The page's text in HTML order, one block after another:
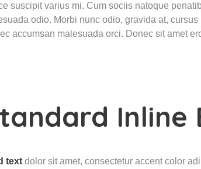
suscipit varius mi. Cum sociis natoque
odio. Morbi nunc odio, gravida at,
accumsan malesuada orci. Donec sit amet
Inline
text dolor sit amet, consectetur accent color